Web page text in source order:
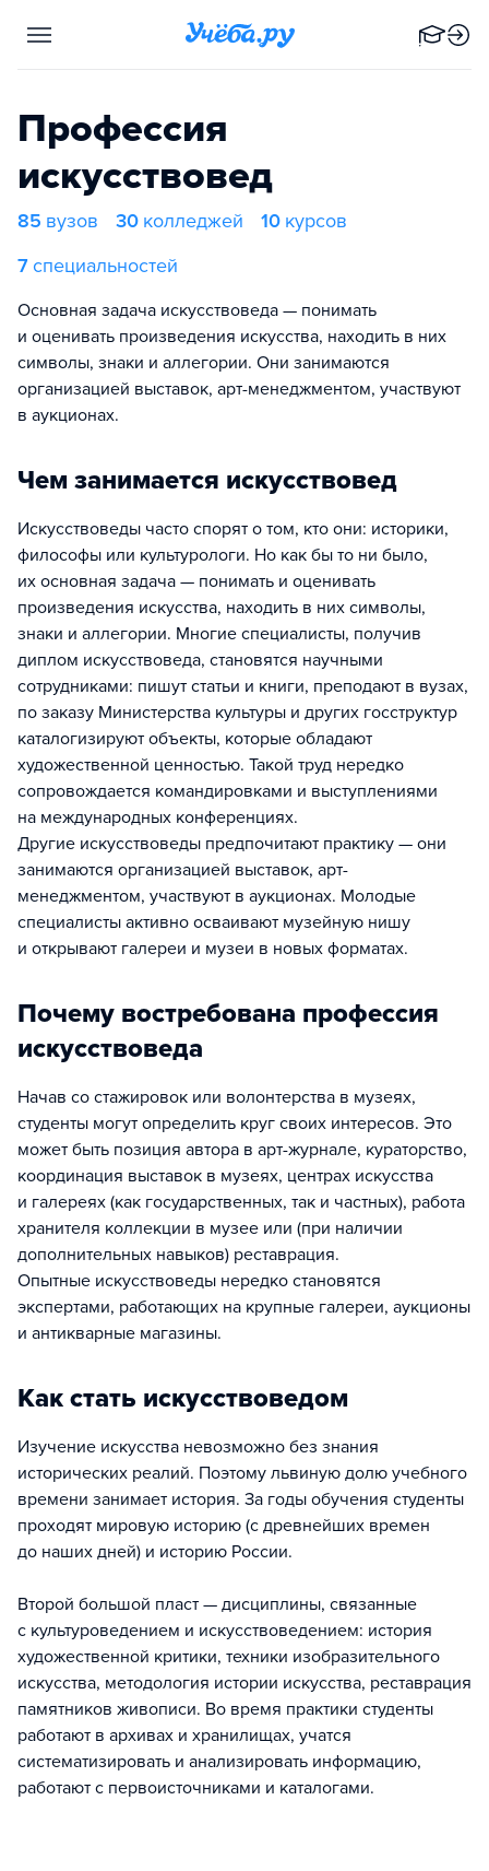
Профессия
искусствовед
85 вузов 30 колледжей 10 курсов
7специальностей
Основная задача искусствоведа — понимать
и оценивать произведения искусства, находить в них
символы, знаки и аллегории. Они занимаются
организацией выставок, арт-менеджментом, участвуют
в аукционах.
Чем занимается искусствовед
Искусствоведы часто спорят о том, кто они: историки,
философы или культурологи. Но как бы то ни было,
их основная задача — понимать и оценивать
произведения искусства, находить в них символы,
знаки и аллегории. Многие специалисты, получив
диплом искусствоведа, становятся научными
сотрудниками: пишут статьи и книги, преподают в вузах,
по заказу Министерства культуры и других госструктур
каталогизируют объекты, которые обладают
художественной ценностью. Такой труд нередко
сопровождается командировками и выступлениями
на международных конференциях.
Другие искусствоведы предпочитают практику — они
занимаются организацией выставок, арт-
менеджментом, участвуют в аукционах. Молодые
специалисты активно осваивают музейную нишу
и открывают галереи и музеи в новых форматах.
Почему востребована профессия
искусствоведа
Начав со стажировок или волонтерства в музеях,
студенты могут определить круг своих интересов. Это
может быть позиция автора в арт-журнале, кураторство,
координация выставок в музеях, центрах искусства
и галереях (как государственных, так и частных), работа
хранителя коллекции в музее или (при наличии
дополнительных навыков) реставрация.
Опытные искусствоведы нередко становятся
экспертами, работающих на крупные галереи, аукционы
и антикварные магазины.
Как стать искусствоведом
Изучение искусства невозможно без знания
исторических реалий. Поэтому львиную долю учебного
времени занимает история. За годы обучения студенты
проходят мировую историю (с древнейших времен
до наших дней) и историю России.
Второй большой пласт — дисциплины, связанные
с культуроведением и искусствоведением: история
художественной критики, техники изобразительного
искусства, методология истории искусства, реставрация
памятников живописи. Во время практики студенты
работают в архивах и хранилищах, учатся
систематизировать и анализировать информацию,
работают с первоисточниками и каталогами.